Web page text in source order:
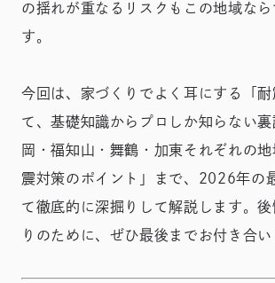
の揺れが重なるリスクもこの地域な
す。
今回は、家づくりでよく耳にする「
て、基礎知識からプロしか知らない
岡・福知山・舞鶴・加東それぞれの
震対策のポイント」まで、2026年の
て徹底的に深掘りして解説します。後
りのために、ぜひ最後までお付き合い